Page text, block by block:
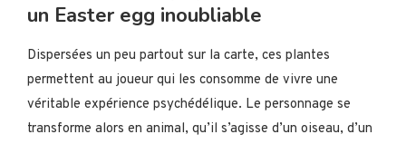
un Easter egg inoubliable
Dispersées un peu partout sur la carte, ces plantes
permettent au joueur qui les consomme de vivre une
véritable expérience psychédélique. Le personnage se
transforme alors en animal, qu’il s’agisse d’un oiseau, d’un